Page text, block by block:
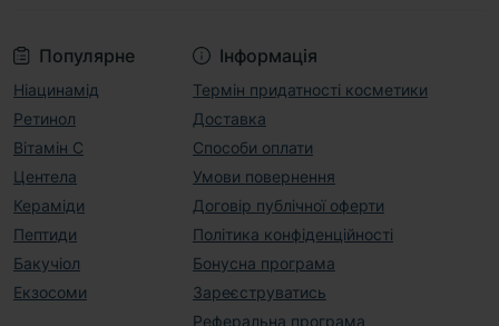
Популярне
Ніацинамід
Ретинол
Вітамін С
Центела
Кераміди
Пептиди
Бакучіол
Екзосоми
Інформація
Термін придатності косметики
Доставка
Способи оплати
Умови повернення
Договір публічної оферти
Політика конфіденційності
Бонусна програма
Зареєструватись
Реферальна програма